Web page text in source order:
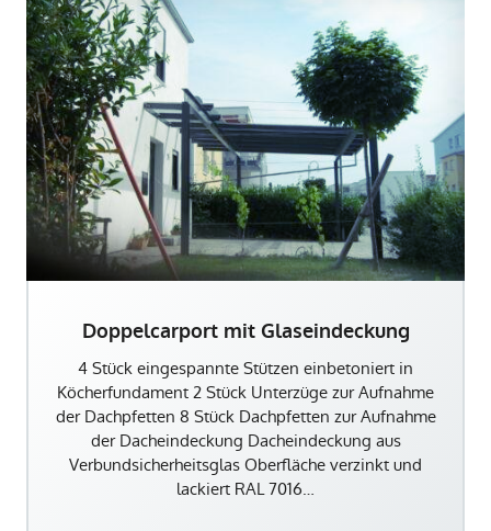
Doppelcarport mit Glaseindeckung
4 Stück eingespannte Stützen einbetoniert in
Köcherfundament 2 Stück Unterzüge zur Aufnahme
der Dachpfetten 8 Stück Dachpfetten zur Aufnahme
der Dacheindeckung Dacheindeckung aus
Verbundsicherheitsglas Oberfläche verzinkt und
lackiert RAL 7016…